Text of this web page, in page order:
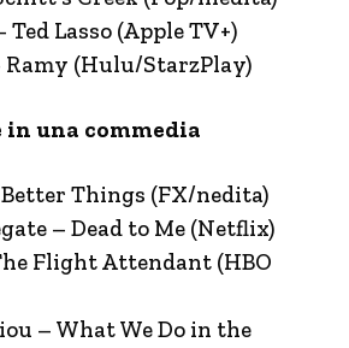
Lasso (Apple TV+)
Ramy (Hulu/StarzPlay)
una commedia
Things (FX/nedita)
– Dead to Me (Netflix)
Flight Attendant (HBO
– What We Do in the